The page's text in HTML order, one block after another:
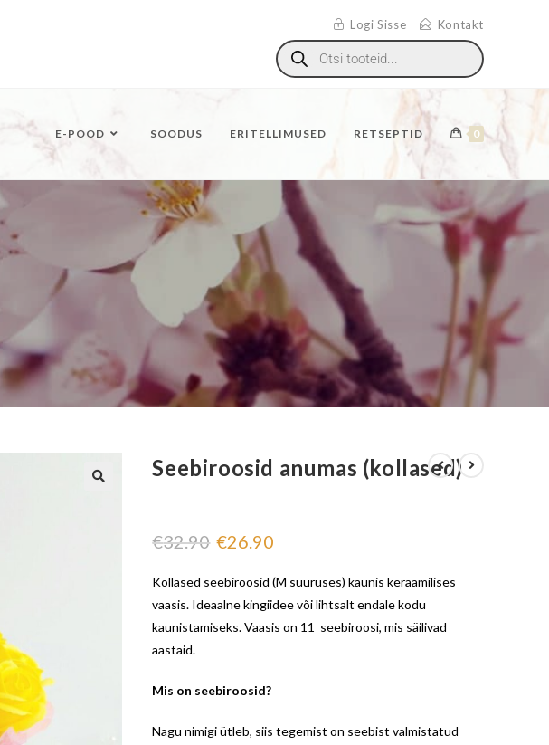
Logi Sisse Kontakt
E-POOD SOODUS ERITELLIMUSED RETSEPTID 0
Seebiroosid anumas (kollased)
€32.90 €26.90
Kollased seebiroosid (M suuruses) kaunis keraamilises
vaasis. Ideaalne kingiidee või lihtsalt endale kodu
kaunistamiseks. Vaasis on 11 seebiroosi, mis säilivad
aastaid.
Mis on seebiroosid?
Nagu nimigi ütleb, siis tegemist on seebist valmistatud